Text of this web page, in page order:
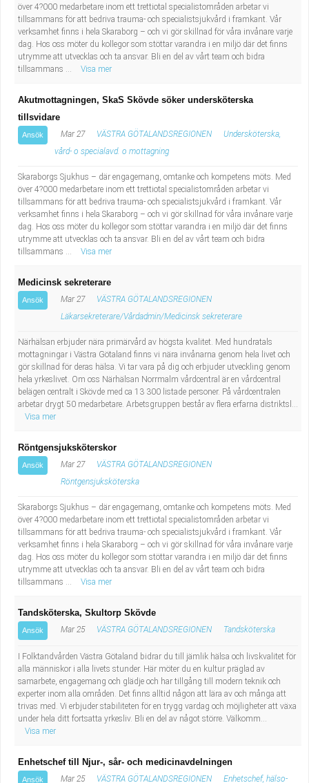
över 4?000 medarbetare inom ett trettiotal specialistområden arbetar vi
tillsammans för att bedriva trauma- och specialistsjukvård i framkant. Vår
verksamhet finns i hela Skaraborg – och vi gör skillnad för våra invånare varje
dag. Hos oss möter du kollegor som stöttar varandra i en miljö där det finns
utrymme att utvecklas och ta ansvar. Bli en del av vårt team och bidra
tillsammans ...
Visa mer
Akutmottagningen, SkaS Skövde söker undersköterska
tillsvidare
Ansök Mar 27 VÄSTRA GÖTALANDSREGIONEN
Undersköterska,
vård- o specialavd. o mottagning
Skaraborgs Sjukhus – där engagemang, omtanke och kompetens möts. Med
över 4?000 medarbetare inom ett trettiotal specialistområden arbetar vi
tillsammans för att bedriva trauma- och specialistsjukvård i framkant. Vår
verksamhet finns i hela Skaraborg – och vi gör skillnad för våra invånare varje
dag. Hos oss möter du kollegor som stöttar varandra i en miljö där det finns
utrymme att utvecklas och ta ansvar. Bli en del av vårt team och bidra
tillsammans ...
Visa mer
Medicinsk sekreterare
Ansök Mar 27
VÄSTRA GÖTALANDSREGIONEN
Läkarsekreterare/Vårdadmin/Medicinsk sekreterare
Närhälsan erbjuder nära primärvård av högsta kvalitet. Med hundratals
mottagningar i Västra Götaland finns vi nära invånarna genom hela livet och
gör skillnad för deras hälsa. Vi tar vara på dig och erbjuder utveckling genom
hela yrkeslivet. Om oss Närhälsan Norrmalm vårdcentral är en vårdcentral
belägen centralt i Skövde med ca 13 300 listade personer. På vårdcentralen
arbetar drygt 50 medarbetare. Arbetsgruppen består av flera erfarna distriktsl...
Visa mer
Röntgensjuksköterskor
Ansök Mar 27
VÄSTRA GÖTALANDSREGIONEN
Röntgensjuksköterska
Skaraborgs Sjukhus – där engagemang, omtanke och kompetens möts. Med
över 4?000 medarbetare inom ett trettiotal specialistområden arbetar vi
tillsammans för att bedriva trauma- och specialistsjukvård i framkant. Vår
verksamhet finns i hela Skaraborg – och vi gör skillnad för våra invånare varje
dag. Hos oss möter du kollegor som stöttar varandra i en miljö där det finns
utrymme att utvecklas och ta ansvar. Bli en del av vårt team och bidra
tillsammans ...
Visa mer
Tandsköterska, Skultorp Skövde
Ansök Mar 25 VÄSTRA GÖTALANDSREGIONEN Tandsköterska
I Folktandvården Västra Götaland bidrar du till jämlik hälsa och livskvalitet för
alla människor i alla livets stunder. Här möter du en kultur präglad av
samarbete, engagemang och glädje och har tillgång till modern teknik och
experter inom alla områden. Det finns alltid någon att lära av och många att
trivas med. Vi erbjuder stabiliteten för en trygg vardag och möjligheter att växa
under hela ditt fortsatta yrkesliv. Bli en del av något större. Välkomm...
Visa mer
Enhetschef till Njur-, sår- och medicinavdelningen
Ansök Mar 25 VÄSTRA GÖTALANDSREGIONEN
Enhetschef, hälso-